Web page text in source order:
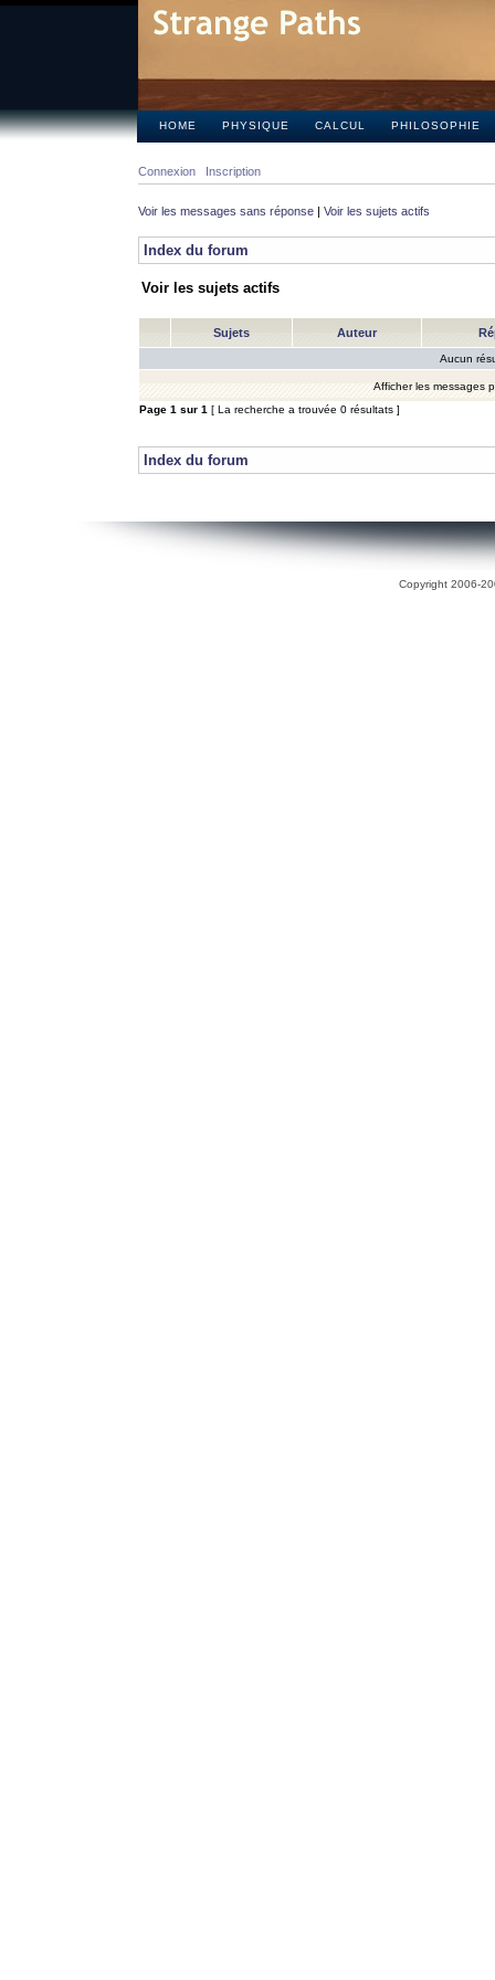
HOME PHYSIQUE CALCUL PHILOSOPHIE
Connexion Inscription
Voir les messages sans réponse | Voir les sujets actifs
Index du forum
Voir les sujets actifs
Sujets Auteur
Aucun
Afficher les messages
Page 1 sur 1 [ La recherche a trouvée 0 résultats ]
Index du forum
Copyright 2006-